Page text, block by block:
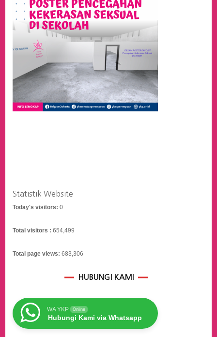
Statistik Website
Today's visitors:0
Total visitors :654,499
Total page views:683,306
HUBUNGI KAMI
WA YKP Online
Hubungi Kami via Whatsapp